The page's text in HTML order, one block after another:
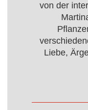
von der
Liebe,